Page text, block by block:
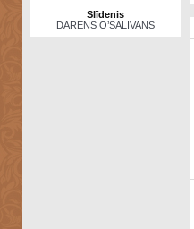
Slīdenis
DARENS O’SALIVANS